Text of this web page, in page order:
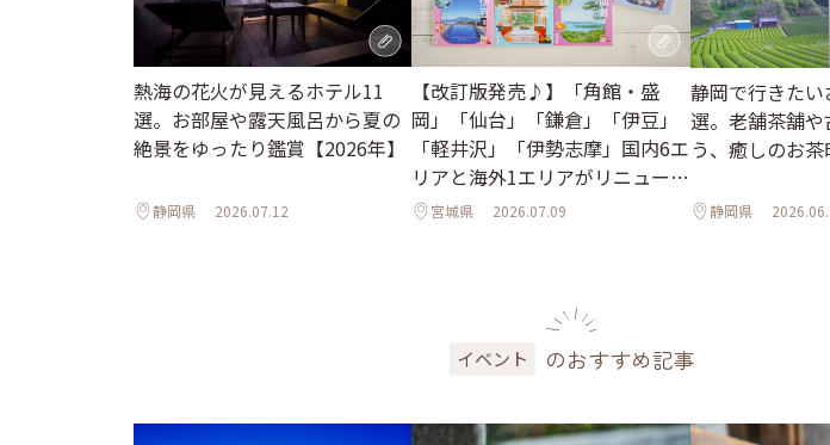
熱海の花火が見えるホテル11
選。お部屋や露天風呂から夏の
絶景をゆったり鑑賞【2026年】
静岡県 2026.07.12
【改訂版発売♪】「角館・盛
岡」「仙台」「鎌倉」「伊豆」
「軽井沢」「伊勢志摩」国内6エ
リアと海外1エリアがリニューア
ル宮城県 2026.07.09
静岡で行きた
選。老舗茶舗
う、癒しのお茶
静岡県
イベント のおすすめ記事